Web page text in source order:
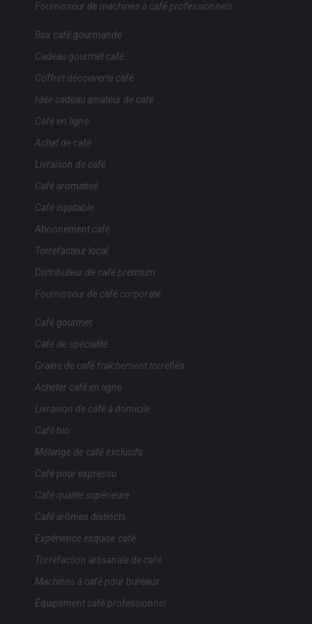
Fournisseur de machines à café professionnels
Box café gourmande
Cadeau gourmet café
Coffret découverte café
Idée cadeau amateur de café
Café en ligne
Achat de café
Livraison de café
Café aromatisé
Café équitable
Abonnement café
Torréfacteur local
Distributeur de café premium
Fournisseur de café corporate
Café gourmet
Café de spécialité
Grains de café fraîchement torréfiés
Acheter café en ligne
Livraison de café à domicile
Café bio
Mélange de café exclusifs
Café pour expresso
Café qualité supérieure
Café arômes distincts
Expérience exquise café
Torréfaction artisanale de café
Machines à café pour bureaux
Équipement café professionnel